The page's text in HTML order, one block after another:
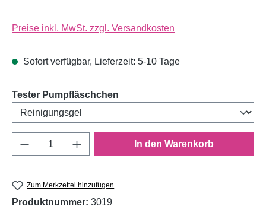
Preise inkl. MwSt. zzgl. Versandkosten
Sofort verfügbar, Lieferzeit: 5-10 Tage
Tester Pumpfläschchen
Produkt Anzahl: Gib den gewünschten
In den Warenkorb
Zum Merkzettel hinzufügen
Produktnummer: 3019